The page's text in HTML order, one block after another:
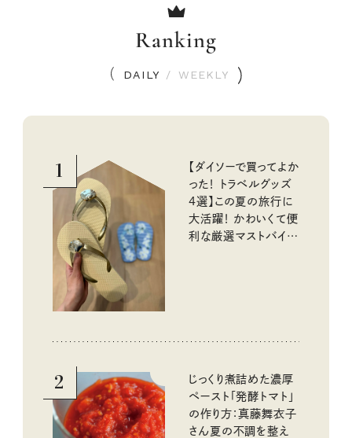
Ranking
DAILY / WEEKLY
1
【ダイソーで買ってよか
った！ トラベルグッズ
4選】この夏の旅行に
大活躍！ かわいくて便
利な厳選マストバイア
2
じっくり煮詰めた濃厚
ペースト「発酵トマト」
の作り方：真藤舞衣子
さん夏の不調を整え